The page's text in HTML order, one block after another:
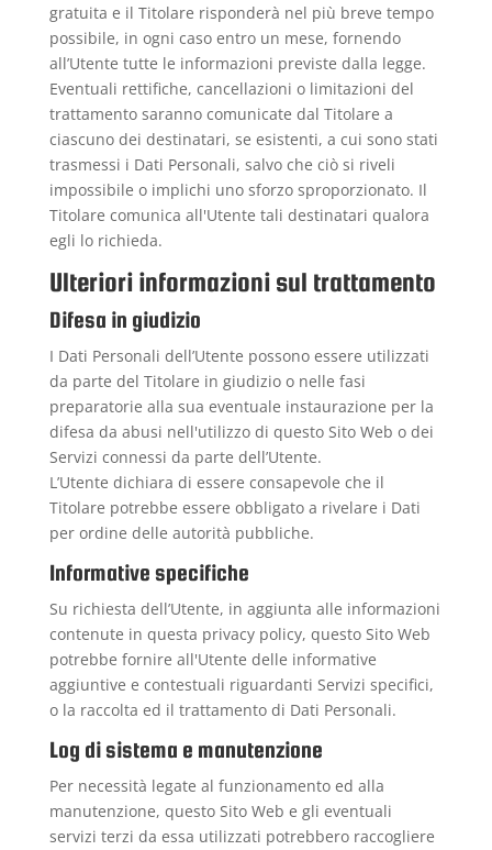
gratuita e il Titolare risponderà nel più breve tempo
possibile, in ogni caso entro un mese, fornendo
all’Utente tutte le informazioni previste dalla legge.
Eventuali rettifiche, cancellazioni o limitazioni del
trattamento saranno comunicate dal Titolare a
ciascuno dei destinatari, se esistenti, a cui sono stati
trasmessi i Dati Personali, salvo che ciò si riveli
impossibile o implichi uno sforzo sproporzionato. Il
Titolare comunica all'Utente tali destinatari qualora
egli lo richieda.
Ulteriori informazioni sul trattamento
Difesa in giudizio
I Dati Personali dell’Utente possono essere utilizzati
da parte del Titolare in giudizio o nelle fasi
preparatorie alla sua eventuale instaurazione per la
difesa da abusi nell'utilizzo di questo Sito Web o dei
Servizi connessi da parte dell’Utente.
L’Utente dichiara di essere consapevole che il
Titolare potrebbe essere obbligato a rivelare i Dati
per ordine delle autorità pubbliche.
Informative specifiche
Su richiesta dell’Utente, in aggiunta alle informazioni
contenute in questa privacy policy, questo Sito Web
potrebbe fornire all'Utente delle informative
aggiuntive e contestuali riguardanti Servizi specifici,
o la raccolta ed il trattamento di Dati Personali.
Log di sistema e manutenzione
Per necessità legate al funzionamento ed alla
manutenzione, questo Sito Web e gli eventuali
servizi terzi da essa utilizzati potrebbero raccogliere